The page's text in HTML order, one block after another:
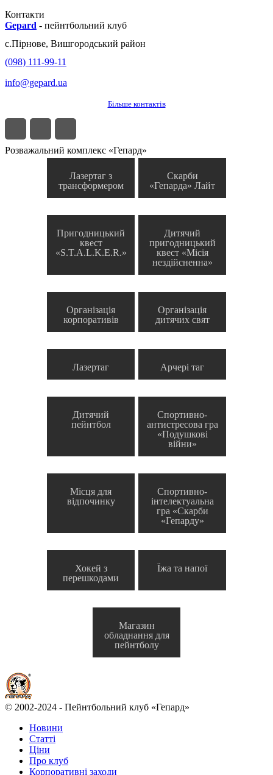
Контакти
Gepard - пейнтбольний клуб
с.Пірнове, Вишгородський район
(098) 111-99-11
info@gepard.ua
Більше контактів
Розважальний комплекс «Гепард»
Лазертаг з
трансформером
Скарби
«Гепарда» Лайт
Пригодницький
квест
«S.T.A.L.K.E.R.»
Дитячий
пригодницький
квест «Місія
нездійсненна»
Організація
корпоративів
Організація
дитячих свят
Лазертаг Арчері таг
Дитячий
пейнтбол
Спортивно-
антистресова гра
«Подушкові
війни»
Місця для
відпочинку
Спортивно-
інтелектуальна
гра «Скарби
«Гепарду»
Хокей з
перешкодами
Їжа та напої
Магазин
обладнання для
пейнтболу
© 2002-2024 - Пейнтбольний клуб «Гепард»
Новини
Статті
Ціни
Про клуб
Корпоративні заходи